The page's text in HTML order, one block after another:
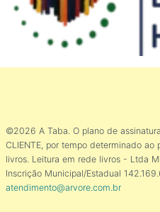
©2026 A Taba. O plano de
CLIENTE, por tempo determinado
livros. Leitura em rede livros - Ltda
Inscrição Municipal/Estadual
atendimento@arvore.com.br